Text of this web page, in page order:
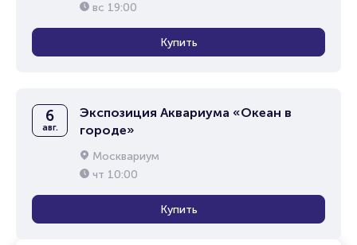
вс 19:00
Купить
6
авг.
Экспозиция Аквариума «Океан в
городе»
Москвариум
чт 10:00
Купить